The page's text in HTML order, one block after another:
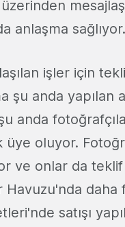
anlaşma sağlıyor.
işler için
şu anda
anda
üye oluyor.
ve onlar da
Havuzu'nda
satışı